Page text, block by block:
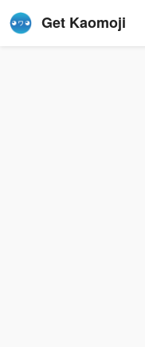
Get Kaomoji